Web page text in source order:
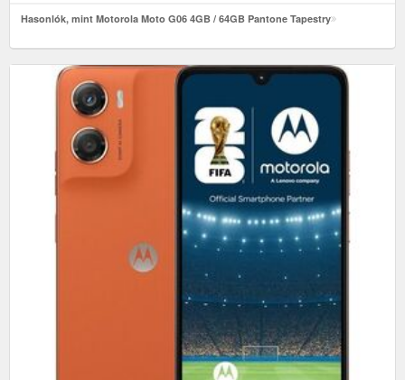
Hasonlók, mint Motorola Moto G06 4GB / 64GB Pantone Tapestry